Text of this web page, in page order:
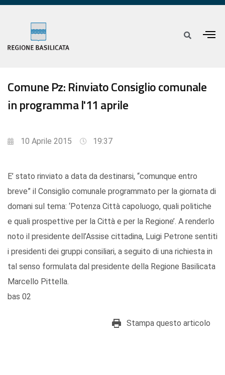
Comune Pz: Rinviato Consiglio comunale
in programma l'11 aprile
10 Aprile 2015 19:37
E’ stato rinviato a data da destinarsi, “comunque entro
breve” il Consiglio comunale programmato per la giornata di
domani sul tema: ‘Potenza Città capoluogo, quali politiche
e quali prospettive per la Città e per la Regione’. A renderlo
noto il presidente dell’Assise cittadina, Luigi Petrone sentiti
i presidenti dei gruppi consiliari, a seguito di una richiesta in
tal senso formulata dal presidente della Regione Basilicata
Marcello Pittella.
bas 02
Stampa questo articolo